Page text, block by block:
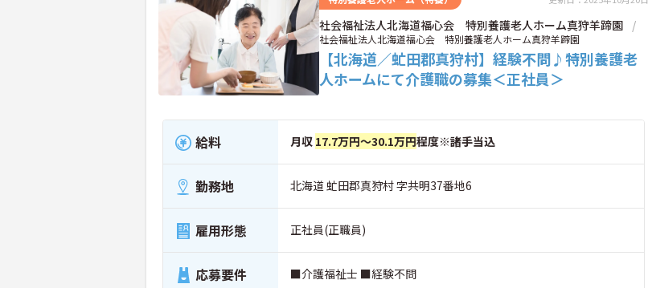
社会福祉法人北海道福心会 特別養護老人ホーム真狩羊蹄園
社会福祉法人北海道福心会 特別養護老人ホーム真狩羊蹄園
【北海道／虻田郡真狩村】経験不問♪特別養護老
人ホームにて介護職の募集＜正社員＞
給料 月収 17.7万円～30.1万円程度※諸手当込
勤務地 北海道 虻田郡真狩村 字共明37番地6
雇用形態 正社員(正職員)
応募要件 ■介護福祉士 ■経験不問